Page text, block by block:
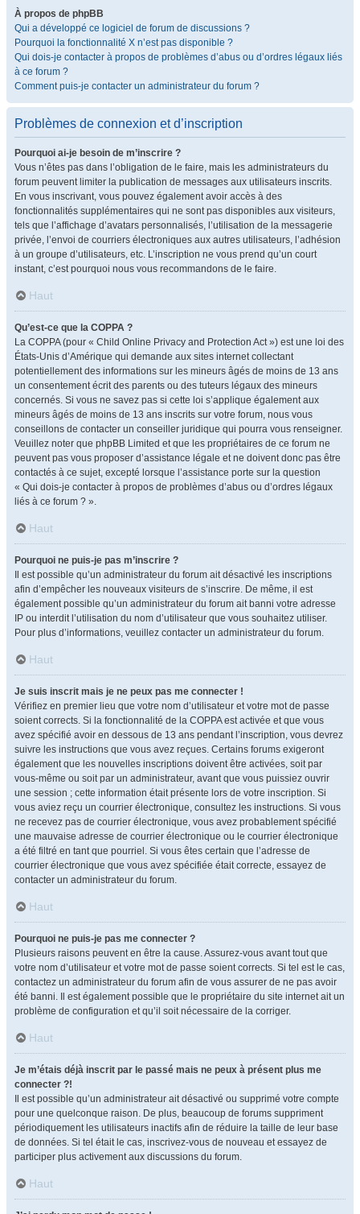
À propos de phpBB
Qui a développé ce logiciel de forum de discussions ?
Pourquoi la fonctionnalité X n’est pas disponible ?
Qui dois-je contacter à propos de problèmes d’abus ou d’ordres légaux liés
à ce forum ?
Comment puis-je contacter un administrateur du forum ?
Problèmes de connexion et d’inscription
Pourquoi ai-je besoin de m’inscrire ?
Vous n’êtes pas dans l’obligation de le faire, mais les administrateurs du
forum peuvent limiter la publication de messages aux utilisateurs inscrits.
En vous inscrivant, vous pouvez également avoir accès à des
fonctionnalités supplémentaires qui ne sont pas disponibles aux visiteurs,
tels que l’affichage d’avatars personnalisés, l’utilisation de la messagerie
privée, l’envoi de courriers électroniques aux autres utilisateurs, l’adhésion
à un groupe d’utilisateurs, etc. L’inscription ne vous prend qu’un court
instant, c’est pourquoi nous vous recommandons de le faire.
Haut
Qu’est-ce que la COPPA ?
La COPPA (pour « Child Online Privacy and Protection Act ») est une loi des
États-Unis d’Amérique qui demande aux sites internet collectant
potentiellement des informations sur les mineurs âgés de moins de 13 ans
un consentement écrit des parents ou des tuteurs légaux des mineurs
concernés. Si vous ne savez pas si cette loi s’applique également aux
mineurs âgés de moins de 13 ans inscrits sur votre forum, nous vous
conseillons de contacter un conseiller juridique qui pourra vous renseigner.
Veuillez noter que phpBB Limited et que les propriétaires de ce forum ne
peuvent pas vous proposer d’assistance légale et ne doivent donc pas être
contactés à ce sujet, excepté lorsque l’assistance porte sur la question
« Qui dois-je contacter à propos de problèmes d’abus ou d’ordres légaux
liés à ce forum ? ».
Haut
Pourquoi ne puis-je pas m’inscrire ?
Il est possible qu’un administrateur du forum ait désactivé les inscriptions
afin d’empêcher les nouveaux visiteurs de s’inscrire. De même, il est
également possible qu’un administrateur du forum ait banni votre adresse
IP ou interdit l’utilisation du nom d’utilisateur que vous souhaitez utiliser.
Pour plus d’informations, veuillez contacter un administrateur du forum.
Haut
Je suis inscrit mais je ne peux pas me connecter !
Vérifiez en premier lieu que votre nom d’utilisateur et votre mot de passe
soient corrects. Si la fonctionnalité de la COPPA est activée et que vous
avez spécifié avoir en dessous de 13 ans pendant l’inscription, vous devrez
suivre les instructions que vous avez reçues. Certains forums exigeront
également que les nouvelles inscriptions doivent être activées, soit par
vous-même ou soit par un administrateur, avant que vous puissiez ouvrir
une session ; cette information était présente lors de votre inscription. Si
vous aviez reçu un courrier électronique, consultez les instructions. Si vous
ne recevez pas de courrier électronique, vous avez probablement spécifié
une mauvaise adresse de courrier électronique ou le courrier électronique
a été filtré en tant que pourriel. Si vous êtes certain que l’adresse de
courrier électronique que vous avez spécifiée était correcte, essayez de
contacter un administrateur du forum.
Haut
Pourquoi ne puis-je pas me connecter ?
Plusieurs raisons peuvent en être la cause. Assurez-vous avant tout que
votre nom d’utilisateur et votre mot de passe soient corrects. Si tel est le cas,
contactez un administrateur du forum afin de vous assurer de ne pas avoir
été banni. Il est également possible que le propriétaire du site internet ait un
problème de configuration et qu’il soit nécessaire de la corriger.
Haut
Je m’étais déjà inscrit par le passé mais ne peux à présent plus me
connecter ?!
Il est possible qu’un administrateur ait désactivé ou supprimé votre compte
pour une quelconque raison. De plus, beaucoup de forums suppriment
périodiquement les utilisateurs inactifs afin de réduire la taille de leur base
de données. Si tel était le cas, inscrivez-vous de nouveau et essayez de
participer plus activement aux discussions du forum.
Haut